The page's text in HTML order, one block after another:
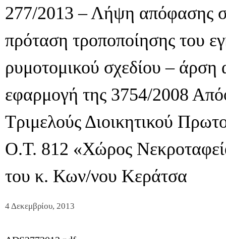
277/2013 – Λήψη απόφασης
πρόταση τροποποίησης του
ρυμοτομικού σχεδίου – άρση
εφαρμογή της 3754/2008
Τριμελούς Διοικητικού
Ο.Τ. 812 «Χώρος
του κ. Κων/νου Κεράτσα
4 Δεκεμβρίου, 2013